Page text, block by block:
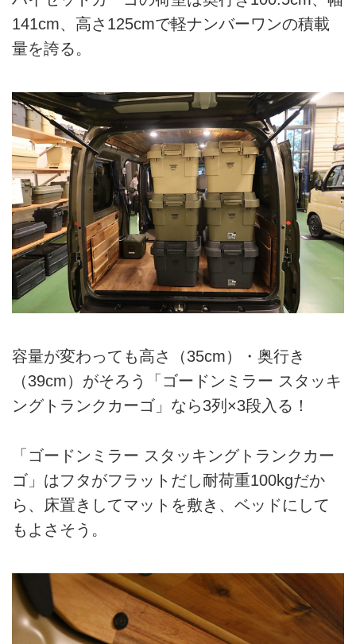
141cm、高さ125cmで軽ナンバーワンの積載
量を誇る。
容量が変わっても高さ（35cm）・奥行き
（39cm）がそろう「ゴードンミラー スタッキ
ングトランクカーゴ」なら3列×3段入る！
「ゴードンミラー スタッキングトランクカー
ゴ」はフタがフラットだし耐荷重100kgだか
ら、床置きしてマットを敷き、ベッドにして
もよさそう。